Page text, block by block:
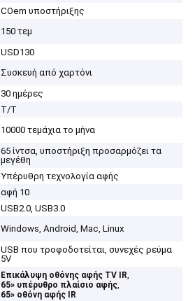
COem υποστήριξης
150 τεμ
USD130
Συσκευή από χαρτόνι
30 ημέρες
Τ/Τ
10000 τεμάχια το μήνα
65 ίντσα, υποστήριξη προσαρμόζει τα
μεγέθη
Υπέρυθρη τεχνολογία αφής
αφή 10
USB2.0, USB3.0
Windows, Android, Mac, Linux
USB που τροφοδοτείται, συνεχές ρεύμα
5V
Επικάλυψη οθόνης αφής TV IR,
65» υπέρυθρο πλαίσιο αφής,
65» οθόνη αφής IR